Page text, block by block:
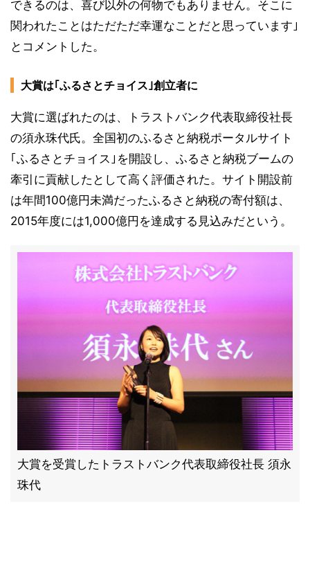
できるのは、喜び以外の何物でもありません。そこに
関われたことはただただ幸運なことだと思っています｣
とコメントした。
大賞は｢ふるさとチョイス｣創立者に
大賞に選ばれたのは、トラストバンク代表取締役社長
の須永珠代氏。全国初のふるさと納税ポータルサイト
｢ふるさとチョイス｣を開設し、ふるさと納税ブームの
牽引に貢献したとして高く評価された。サイト開設前
は年間100億円未満だったふるさと納税の寄付額は、
2015年度には1,000億円を達成する見込みだという。
大賞を受賞したトラストバンク代表取締役社長 須永
珠代